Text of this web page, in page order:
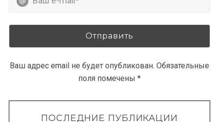
Ваш адрес email не будет опубликован. Обязательные
поля помечены *
ПОСЛЕДНИЕ ПУБЛИКАЦИИ